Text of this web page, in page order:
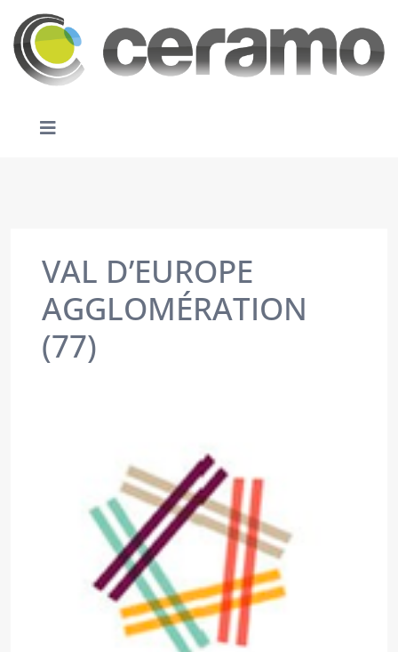
VAL D’EUROPE
AGGLOMÉRATION
(77)